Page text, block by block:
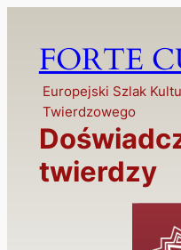
treściFORTE
Europejski Szlak
Twierdzowego
twierdzy